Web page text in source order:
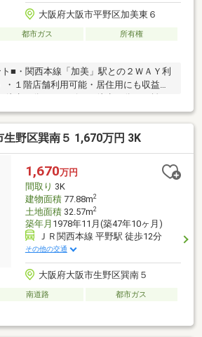
大阪府大阪市平野区加美東６
都市ガス
所有権
■・関西本線「加美」駅との２ＷＡＹ利
１階店舗利用可能・居住用にも収益用
徒歩８分、コンビニが徒歩２分の距離で
未改装物件につきお好みにリフォーム可
、花見が楽しめる久宝寺緑地まで徒歩２
代加美店：約550ｍ（徒歩8分）・ファミ
160ｍ（徒歩2分）・平野加美東郵便局：
宝寺緑地：約130ｍ（徒歩2分） 等※再
記。
生野区巽南５ 1,670万円 3K
1,670万円
間取り 3K
建物面積77.88m2
土地面積32.57m2
築年月 1978年11月(築47年10ヶ月)
ＪＲ関西本線 平野駅 徒歩12分
その他の交通
大阪府大阪市生野区巽南５
南道路
都市ガス